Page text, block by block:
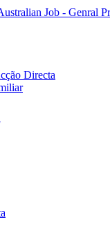
Job - Genral
Directa